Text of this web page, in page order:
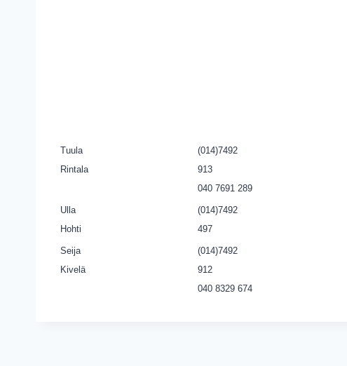
Tuula
Rintala
(014)7492
913
040 7691 289
Ulla
Hohti
(014)7492
497
Seija
Kivelä
(014)7492
912
040 8329 674